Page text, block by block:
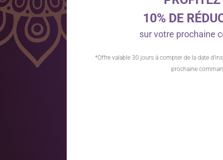
10% DE
sur votre prochaine
*Offre valable 30 jours à compter de la date
prochaine